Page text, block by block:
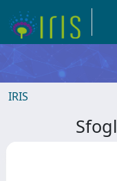
IRIS